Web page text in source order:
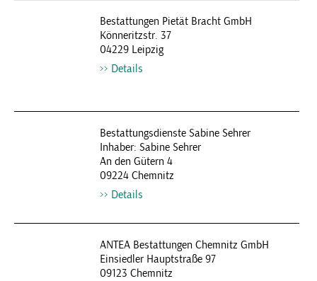
Bestattungen Pietät Bracht GmbH
Könneritzstr. 37
04229 Leipzig
Details
Bestattungsdienste Sabine Sehrer
Inhaber: Sabine Sehrer
An den Gütern 4
09224 Chemnitz
Details
ANTEA Bestattungen Chemnitz GmbH
Einsiedler Hauptstraße 97
09123 Chemnitz